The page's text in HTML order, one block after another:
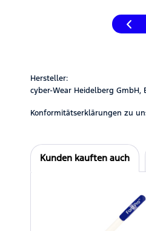
Hersteller:
cyber-Wear Heidelberg
Konformitätserklärungen zu
Kunden kauften auch